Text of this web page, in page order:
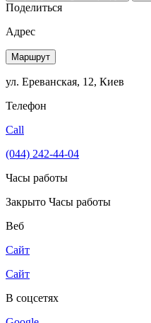
Поделиться
Адрес
Маршрут
ул. Ереванская, 12, Киев
Телефон
Call
(044) 242-44-04
Часы работы
Закрыто Часы работы
Веб
Сайт
Сайт
В соцсетях